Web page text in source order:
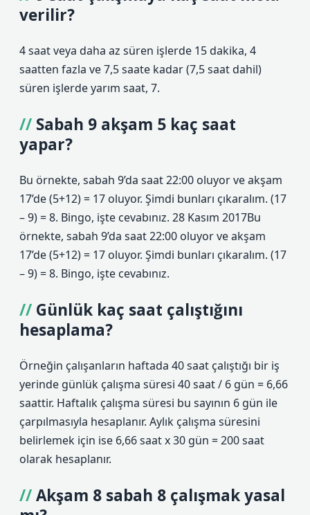
verilir?
4 saat veya daha az süren işlerde 15 dakika, 4
saatten fazla ve 7,5 saate kadar (7,5 saat dahil)
süren işlerde yarım saat, 7.
Sabah 9 akşam 5 kaç saat
yapar?
Bu örnekte, sabah 9’da saat 22:00 oluyor ve akşam
17’de (5+12) = 17 oluyor. Şimdi bunları çıkaralım. (17
– 9) = 8. Bingo, işte cevabınız. 28 Kasım 2017Bu
örnekte, sabah 9’da saat 22:00 oluyor ve akşam
17’de (5+12) = 17 oluyor. Şimdi bunları çıkaralım. (17
– 9) = 8. Bingo, işte cevabınız.
Günlük kaç saat çalıştığını
hesaplama?
Örneğin çalışanların haftada 40 saat çalıştığı bir iş
yerinde günlük çalışma süresi 40 saat / 6 gün = 6,66
saattir. Haftalık çalışma süresi bu sayının 6 gün ile
çarpılmasıyla hesaplanır. Aylık çalışma süresini
belirlemek için ise 6,66 saat x 30 gün = 200 saat
olarak hesaplanır.
Akşam 8 sabah 8 çalışmak yasal